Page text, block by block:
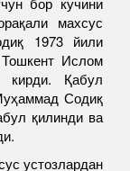
махсус
1973 йили
Ислом
кирди. Қабул
Содиқ
қилинди ва
устозлардан